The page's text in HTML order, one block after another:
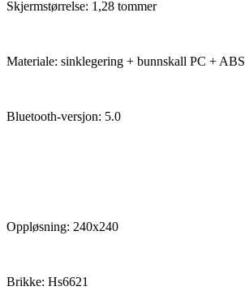
Skjermstørrelse: 1,28 tommer
Materiale: sinklegering + bunnskall PC + ABS
Bluetooth-versjon: 5.0
Oppløsning: 240x240
Brikke: Hs6621